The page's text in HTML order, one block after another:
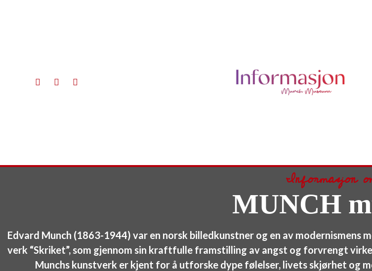
Informasjon
MUNCH
Edvard Munch (1863-1944) var en norsk billedkunstner og en av
verk “Skriket”, som gjennom sin kraftfulle framstilling av angst og forvrengt
Munchs kunstverk er kjent for å utforske dype følelser, livets skjørhet og